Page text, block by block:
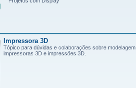
Impressora 3D
Tópico para dúvidas e colaborações sobre
impressoras 3D e impressões 3D.